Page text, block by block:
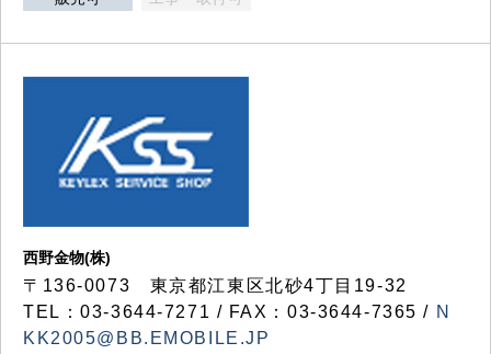
西野金物(株)
〒136-0073 東京都江東区北砂4丁目19-32
TEL：03‐3644‐7271 / FAX：03-3644-7365 / N
KK2005@BB.EMOBILE.JP